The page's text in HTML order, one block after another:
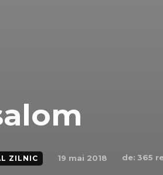
ZILNIC 19 mai 2018 de: 365